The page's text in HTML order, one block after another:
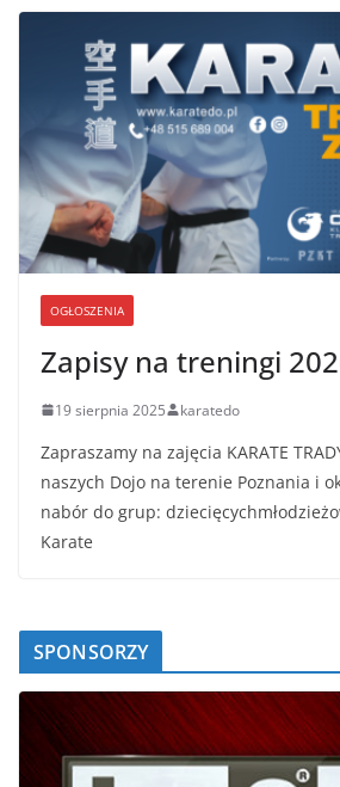
OGŁOSZENIA
Zapisy na treningi
19 sierpnia 2025 karatedo
Zapraszamy na zajęcia KARATE
naszych Dojo na terenie Poznania i
nabór do grup:
Karate
SPONSORZY